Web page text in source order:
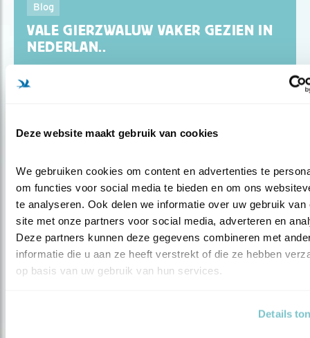
Deze website maakt gebruik van cookies
We gebruiken cookies om content en advertenties te
om functies voor social media te bieden en om ons
te analyseren. Ook delen we informatie over uw gebruik van
site met onze partners voor social media, adverteren en
Deze partners kunnen deze gegevens combineren met
informatie die u aan ze heeft verstrekt of die ze hebben
op basis van uw gebruik van hun services.
Details
Blog
VALE GIERZWALUW VAKER GEZIEN IN
NEDERLAN..